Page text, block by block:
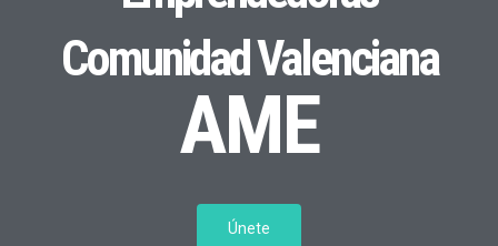
Comunidad Valenciana
AME
Únete